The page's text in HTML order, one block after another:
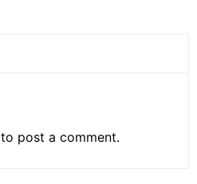
to post a comment.